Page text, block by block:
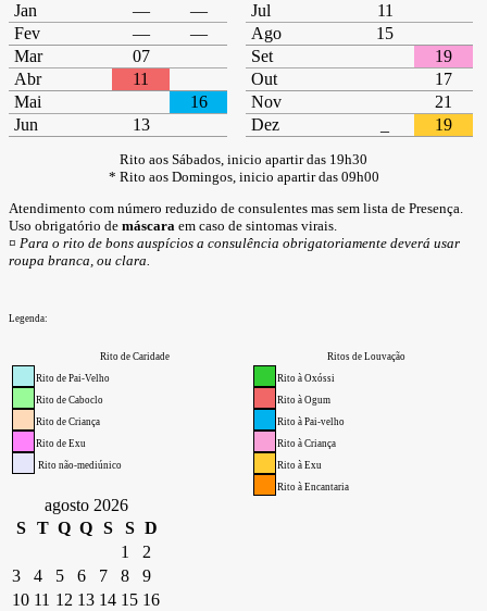
Jan — — Jul
11
Fev
— — Ago
15
Mar
07 Set
19
Abr
11 Out
17
Mai
16 Nov
21
Jun
13 Dez 19
Rito aos Sábados, inicio apartir das 19h30
* Rito aos Domingos, inicio apartir das 09h00
Atendimento com número reduzido de consulentes mas sem lista de Presença.
Uso obrigatório de máscara em caso de sintomas virais.
¤ Para o rito de bons auspícios a consulência obrigatoriamente deverá usar
roupa branca, ou clara.
Legenda:
Rito de Caridade
Ritos de Louvação
Rito de Pai-Velho
Rito à Oxóssi
Rito de Caboclo
Rito à Ogum
Rito de Criança
Rito à Pai-velho
Rito de Exu
Rito à Criança
Rito não-mediúnico
Rito à Exu
Rito à Encantaria
agosto 2026
S
T Q Q S S D
1
2
3
4 5 6 7 8
9
10 11 12 13 14 15 16